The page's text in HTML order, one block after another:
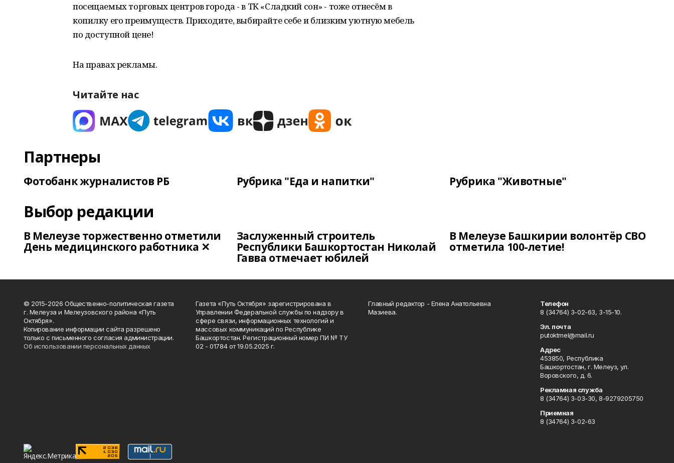
посещаемых торговых центров города - в ТК «Сладкий сон» - тоже отнесём в
копилку его преимуществ. Приходите, выбирайте себе и близким уютную мебель
по доступной цене!
На правах рекламы.
Читайте нас
Партнеры
Фотобанк журналистов РБ Рубрика "Еда и напитки" Рубрика "Животные"
Выбор редакции
В Мелеузе торжественно отметили
День медицинского работника ✕
Заслуженный строитель
Республики Башкортостан Николай
Гавва отмечает юбилей
В Мелеузе Башкирии волонтёр СВО
отметила 100-летие!
© 2015-2026 Общественно-политическая газета
г. Мелеуза и Мелеузовского района «Путь
Октября».
Копирование информации сайта разрешено
только с письменного согласия администрации.
Об использовании персональных данных
Газета «Путь Октября» зарегистрирована в
Управлении Федеральной службы по надзору в
сфере связи, информационных технологий и
массовых коммуникаций по Республике
Башкортостан. Регистрационный номер ПИ № ТУ
02 - 01784 от 19.05.2025 г.
Главный редактор - Елена Анатольевна
Мазиева.
Телефон
8 (34764) 3-02-63, 3-15-10.
Эл. почта
putoktmel@mail.ru
Адрес
453850, Республика
Башкортостан, г. Мелеуз, ул.
Воровского, д. 6.
Рекламная служба
8 (34764) 3-03-30, 8-9279205750
Приемная
8 (34764) 3-02-63